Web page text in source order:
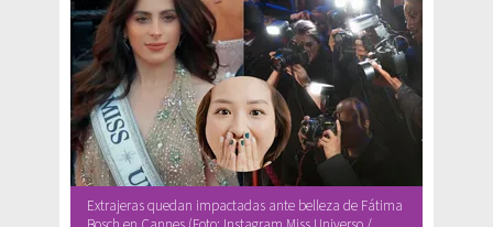
Extrajeras quedan impactadas ante belleza de Fátima